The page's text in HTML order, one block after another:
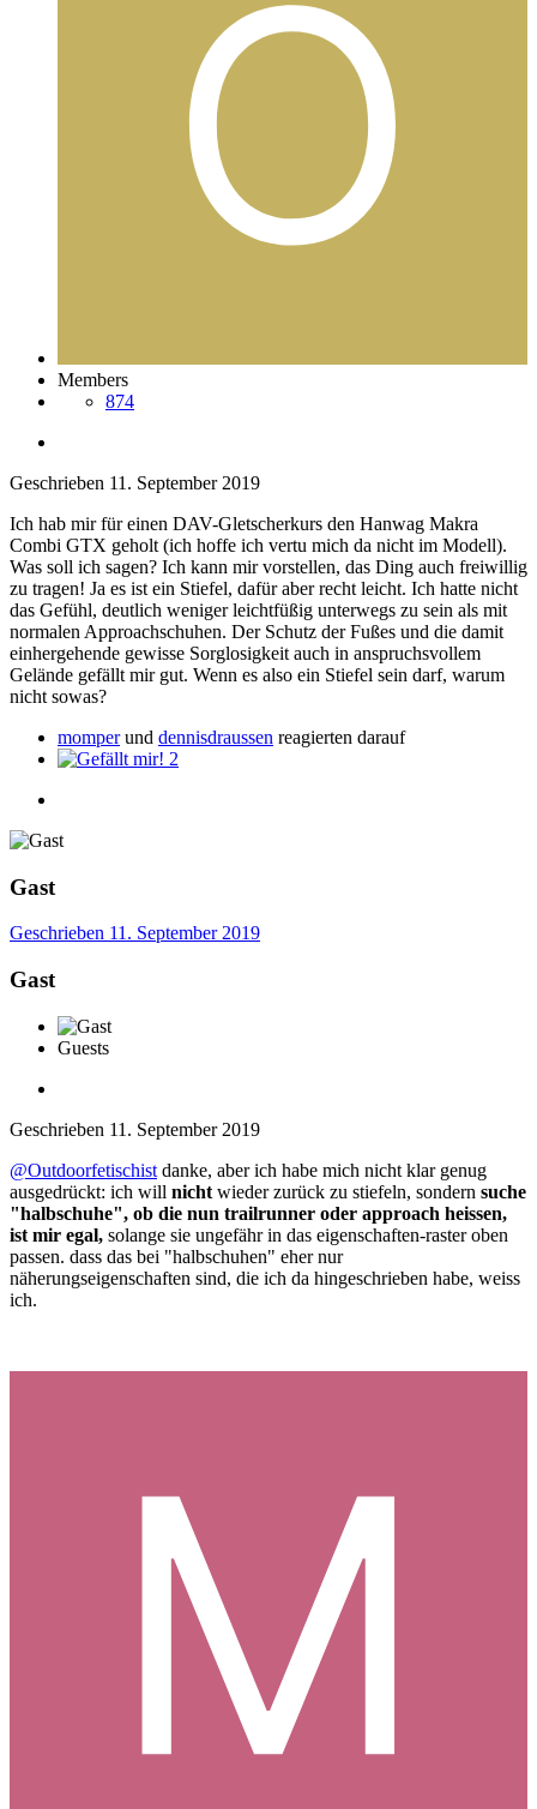
Members
874
Geschrieben 11. September 2019
Ich hab mir für einen DAV-Gletscherkurs den Hanwag Makra
Combi GTX geholt (ich hoffe ich vertu mich da nicht im Modell).
Was soll ich sagen? Ich kann mir vorstellen, das Ding auch freiwillig
zu tragen! Ja es ist ein Stiefel, dafür aber recht leicht. Ich hatte nicht
das Gefühl, deutlich weniger leichtfüßig unterwegs zu sein als mit
normalen Approachschuhen. Der Schutz der Fußes und die damit
einhergehende gewisse Sorglosigkeit auch in anspruchsvollem
Gelände gefällt mir gut. Wenn es also ein Stiefel sein darf, warum
nicht sowas?
momperund dennisdraussen reagierten darauf
2
Gast
Geschrieben 11. September 2019
Gast
Guests
Geschrieben 11. September 2019
@Outdoorfetischist danke, aber ich habe mich nicht klar genug
ausgedrückt: ich will nicht wieder zurück zu stiefeln, sondern suche
"halbschuhe", ob die nun trailrunner oder approach heissen,
ist mir egal, solange sie ungefähr in das eigenschaften-raster oben
passen. dass das bei "halbschuhen" eher nur
näherungseigenschaften sind, die ich da hingeschrieben habe, weiss
ich.